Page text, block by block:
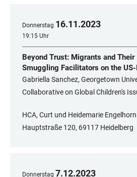
Donnerstag 16.11.2023
19:15 Uhr
Beyond Trust: Migrants and
Smuggling Facilitators on the
Gabriella Sanchez, Georgetown
Collaborative on Global Children's
HCA, Curt und Heidemarie
Hauptstraße 120, 69117 Heidelberg
Donnerstag 7.12.2023